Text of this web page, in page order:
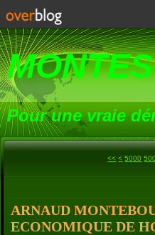
Pour une vraie
<< < 5000
ARNAUD
ECONOMIQUE DE